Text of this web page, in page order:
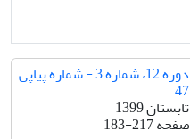
دوره 12، شماره 3 - شماره پیاپی
47
تابستان 1399
صفحه183-217